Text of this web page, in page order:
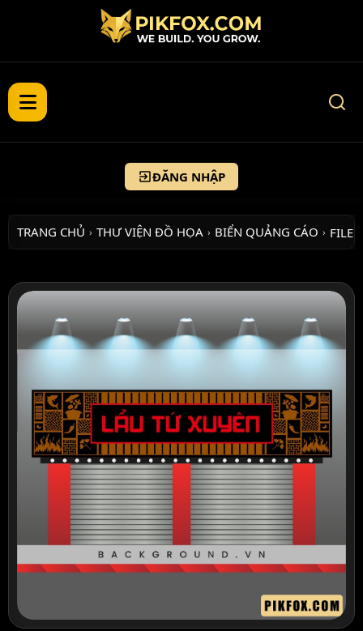
ĐĂNG NHẬP
TRANG CHỦ › THƯ VIỆN ĐỒ HỌA › BIỂN QUẢNG CÁO › FILE